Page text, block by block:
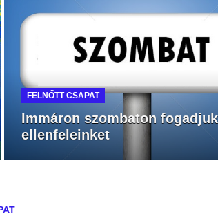
FELNŐTT CSAPAT
Immáron szombaton fogadjuk
ellenfeleinket